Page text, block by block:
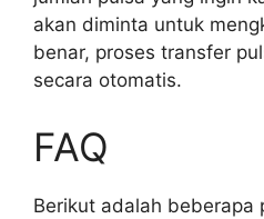
akan diminta untuk
benar, proses transfer
secara otomatis.
FAQ
Berikut adalah beberapa